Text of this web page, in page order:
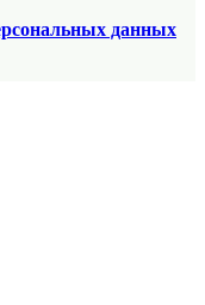
данных